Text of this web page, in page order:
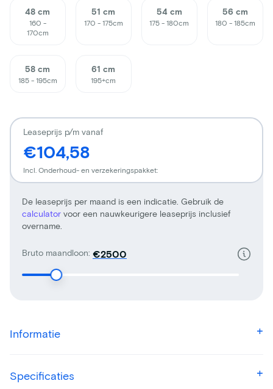
48 cm
160 -
170cm
51 cm
170 - 175cm
54 cm
175 - 180cm
56 cm
180 - 185cm
58 cm
185 - 195cm
61 cm
195+cm
Bruto maandloon: €
De leaseprijs per maand is een indicatie. Gebruik de
calculator voor een nauwkeurigere leaseprijs inclusief
overname.
Leaseprijs p/m vanaf
€104,58
Incl. Onderhoud- en verzekeringspakket:
Informatie
Specificaties